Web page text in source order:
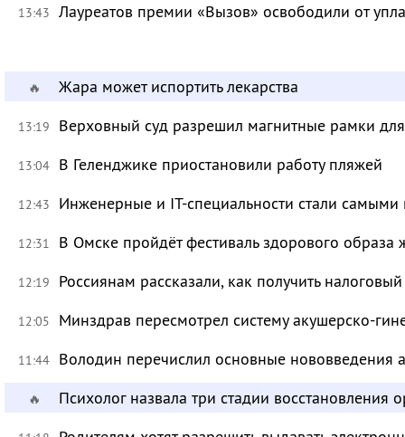
13:43 Лауреатов премии «Вызов» освободили от
🔥 Жара может испортить лекарства
13:19 Верховный суд разрешил магнитные рамки
13:04 В Геленджике приостановили работу пляжей
12:43 Инженерные и IT-специальности стали
12:31 В Омске пройдёт фестиваль здорового
12:19 Россиянам рассказали, как получить
12:05 Минздрав пересмотрел систему акушерско-
11:44 Володин перечислил основные нововведения
🔥 Психолог назвала три стадии восстановления